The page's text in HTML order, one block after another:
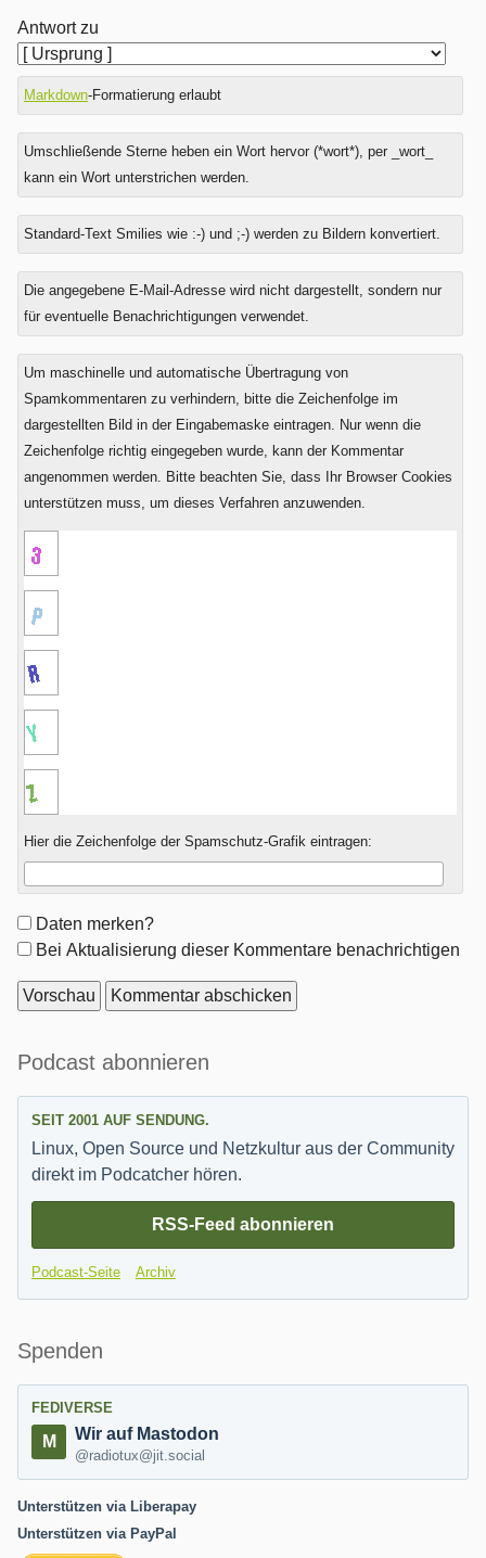
Antwort zu
Markdown-Formatierung erlaubt
Umschließende Sterne heben ein Wort hervor (*wort*), per _wort_
kann ein Wort unterstrichen werden.
Standard-Text Smilies wie :-) und ;-) werden zu Bildern konvertiert.
Was
ist
Fünf
plus
Die angegebene E-Mail-Adresse wird nicht dargestellt, sondern nur
für eventuelle Benachrichtigungen verwendet.
Um maschinelle und automatische Übertragung von
Spamkommentaren zu verhindern, bitte die Zeichenfolge im
dargestellten Bild in der Eingabemaske eintragen. Nur wenn die
Zeichenfolge richtig eingegeben wurde, kann der Kommentar
angenommen werden. Bitte beachten Sie, dass Ihr Browser Cookies
unterstützen muss, um dieses Verfahren anzuwenden.
Hier die Zeichenfolge der Spamschutz-Grafik eintragen:
Formular-
Optionen
Daten merken?
Bei Aktualisierung dieser Kommentare benachrichtigen
Seitenleiste
Podcast abonnieren
SEIT 2001 AUF SENDUNG.
Linux, Open Source und Netzkultur aus der Community
direkt im Podcatcher hören.
RSS-Feed abonnieren
Podcast-Seite Archiv
Spenden
FEDIVERSE
Wir auf Mastodon
@radiotux@jit.social
Unterstützen via Liberapay
Unterstützen via PayPal